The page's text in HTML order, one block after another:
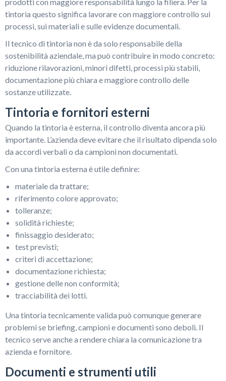
tintoria questo significa lavorare con maggiore controllo sui
processi, sui materiali e sulle evidenze documentali.
Il tecnico di tintoria non è da solo responsabile della
sostenibilità aziendale, ma può contribuire in modo concreto:
riduzione rilavorazioni, minori difetti, processi più stabili,
documentazione più chiara e maggiore controllo delle
sostanze utilizzate.
Tintoria e fornitori esterni
Quando la tintoria è esterna, il controllo diventa ancora più
importante. L’azienda deve evitare che il risultato dipenda solo
da accordi verbali o da campioni non documentati.
Con una tintoria esterna è utile definire:
materiale da trattare;
riferimento colore approvato;
tolleranze;
solidità richieste;
finissaggio desiderato;
test previsti;
criteri di accettazione;
documentazione richiesta;
gestione delle non conformità;
tracciabilità dei lotti.
Una tintoria tecnicamente valida può comunque generare
problemi se briefing, campioni e documenti sono deboli. Il
tecnico serve anche a rendere chiara la comunicazione tra
azienda e fornitore.
Documenti e strumenti utili